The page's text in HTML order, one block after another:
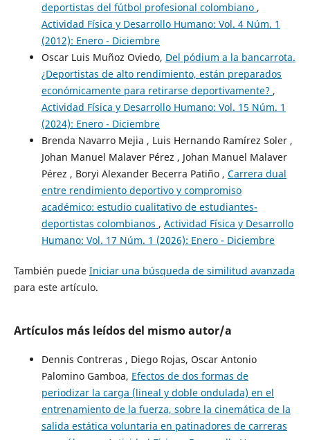
deportistas del fútbol profesional colombiano ,
Actividad Física y Desarrollo Humano: Vol. 4 Núm. 1
(2012): Enero - Diciembre
Oscar Luis Muñoz Oviedo, Del pódium a la bancarrota.
¿Deportistas de alto rendimiento, están preparados
económicamente para retirarse deportivamente? ,
Actividad Física y Desarrollo Humano: Vol. 15 Núm. 1
(2024): Enero - Diciembre
Brenda Navarro Mejia , Luis Hernando Ramírez Soler ,
Johan Manuel Malaver Pérez , Johan Manuel Malaver
Pérez , Boryi Alexander Becerra Patiño , Carrera dual
entre rendimiento deportivo y compromiso
académico: estudio cualitativo de estudiantes-
deportistas colombianos , Actividad Física y Desarrollo
Humano: Vol. 17 Núm. 1 (2026): Enero - Diciembre
También puede Iniciar una búsqueda de similitud avanzada
para este artículo.
Artículos más leídos del mismo autor/a
Dennis Contreras , Diego Rojas, Oscar Antonio
Palomino Gamboa, Efectos de dos formas de
periodizar la carga (lineal y doble ondulada) en el
entrenamiento de la fuerza, sobre la cinemática de la
salida estática voluntaria en patinadores de carreras